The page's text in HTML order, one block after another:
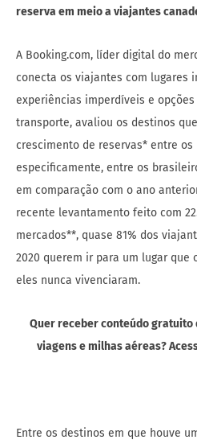
reserva em meio a viajantes
A Booking.com, líder digital do
conecta os viajantes com lugares
experiências imperdíveis e
transporte, avaliou os destinos
crescimento de reservas* entre os
especificamente, entre os
em comparação com o ano
recente levantamento feito com
mercados**, quase 81% dos
2020 querem ir para um lugar que
eles nunca vivenciaram.
Quer receber conteúdo gratuito
viagens e milhas aéreas?
Entre os destinos em que houve